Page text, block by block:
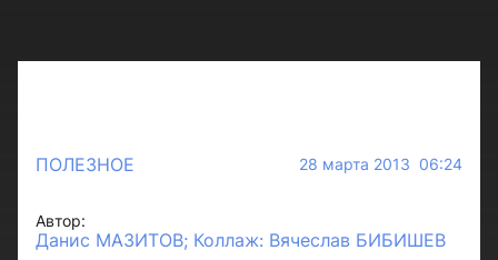
ПОЛЕЗНОЕ 28 марта 2013 06:24
Автор:
Данис МАЗИТОВ; Коллаж: Вячеслав БИБИШЕВ